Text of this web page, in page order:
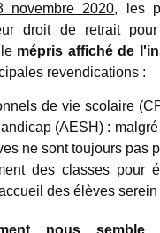
novembre 2020, les
droit de retrait
mépris affiché de
revendications :
de vie scolaire
(AESH) :
ne sont toujours pas
des classes pour
des élèves
nous